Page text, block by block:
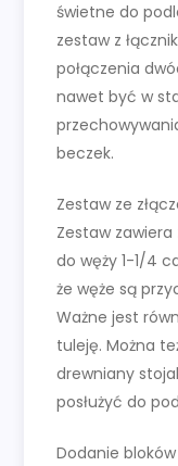
świetne do
zestaw z
połączenia
nawet być w
beczek.
Zestaw ze
Zestaw zawiera
do węży 1-1/4
że węże są
Ważne jest
tuleję. Można
drewniany
posłużyć do
Dodanie